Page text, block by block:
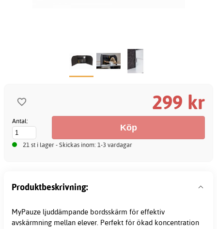
299 kr
Antal:
21 st i lager - Skickas inom: 1-3 vardagar
Produktbeskrivning:
MyPauze ljuddämpande bordsskärm för effektiv
avskärmning mellan elever. Perfekt för ökad koncentration